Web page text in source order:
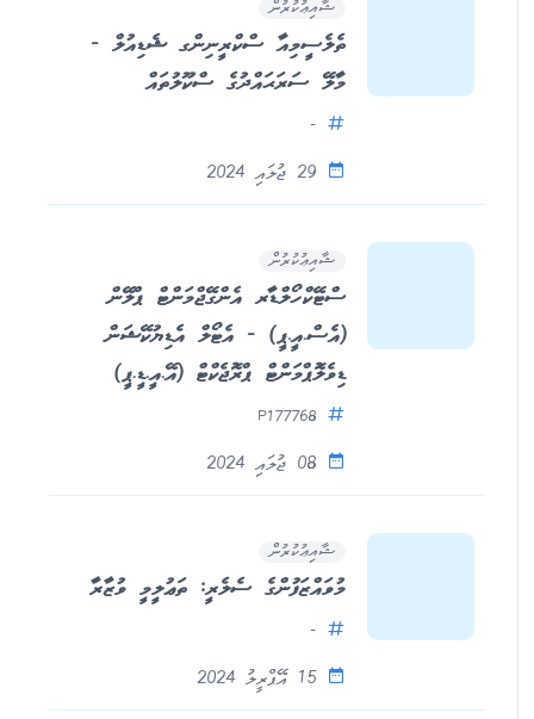
ޝާއިޢުކުރުން
ތެލެސީމިއާ ސްކްރީނިންގ ޝެޑިއުލް -
މާލޭ ސަރަޙައްދުގެ ސްކޫލުތައް
-
29 ޖުލައި 2024
ޝާއިޢުކުރުން
ސްޓޭކްހޯލްޑާރ އެންގޭޖްމަންޓް ޕްލޭން
(އެސް.އީ.ޕީ) - އެޓޯލް އެޑިޔުކޭޝަން
ޑިވެލޮޕްމަންޓް ޕްރޮޖެކްޓް (އޭ.އީ.ޑީ.ޕީ)
P177768
08 ޖުލައި 2024
ޝާއިޢުކުރުން
މުވައްޒަފުންގެ ސެލެރީ: ތަޢުލީމީ ވުޒާރާ
-
15 އޭޕްރީލު 2024